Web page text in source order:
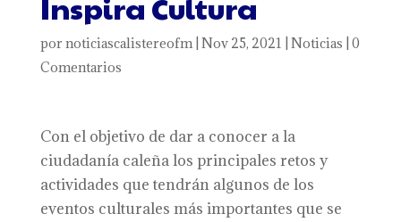
por noticiascalistereofm| Nov 25, 2021 Noticias 0
Comentarios
Con el objetivo de dar a conocer a la
ciudadanía caleña los principales retos y
actividades que tendrán algunos de los
eventos culturales más importantes que se